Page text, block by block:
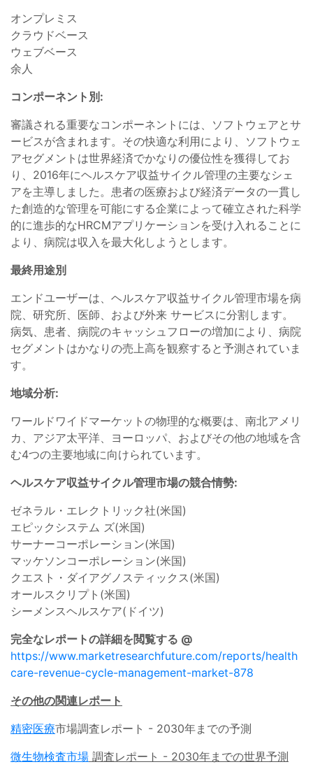
オンプレミス
クラウドベース
ウェブベース
余人
コンポーネント別:
審議される重要なコンポーネントには、ソフトウェアとサ
ービスが含まれます。その快適な利用により、ソフトウェ
アセグメントは世界経済でかなりの優位性を獲得してお
り、2016年にヘルスケア収益サイクル管理の主要なシェ
アを主導しました。患者の医療および経済データの一貫し
た創造的な管理を可能にする企業によって確立された科学
的に進歩的なHRCMアプリケーションを受け入れることに
より、病院は収入を最大化しようとします。
最終用途別
エンドユーザーは、ヘルスケア収益サイクル管理市場を病
院、研究所、医師、および外来 サービスに分割します。
病気、患者、病院のキャッシュフローの増加により、病院
セグメントはかなりの売上高を観察すると予測されていま
す。
地域分析:
ワールドワイドマーケットの物理的な概要は、南北アメリ
カ、アジア太平洋、ヨーロッパ、およびその他の地域を含
む4つの主要地域に向けられています。
ヘルスケア収益サイクル管理市場の競合情勢:
ゼネラル・エレクトリック社(米国)
エピックシステム ズ(米国)
サーナーコーポレーション(米国)
マッケソンコーポレーション(米国)
クエスト・ダイアグノスティックス(米国)
オールスクリプト(米国)
シーメンスヘルスケア(ドイツ)
完全なレポートの詳細を閲覧する @
https://www.marketresearchfuture.com/reports/health
care-revenue-cycle-management-market-878
その他の関連レポート
精密医療市場調査レポート - 2030年までの予測
微生物検査市場 調査レポート - 2030年までの世界予測